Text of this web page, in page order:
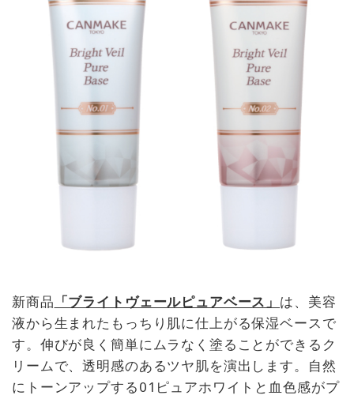
新商品 「ブライトヴェールピュアベース」 は、美容
液から生まれたもっちり肌に仕上がる保湿ベースで
す。伸びが良く簡単にムラなく塗ることができるク
リームで、透明感のあるツヤ肌を演出します。自然
にトーンアップする01ピュアホワイトと血色感がプ